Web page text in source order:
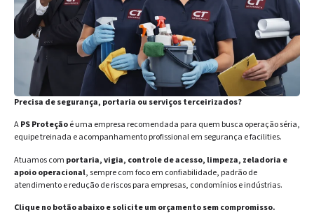
Precisa de segurança, portaria ou serviços terceirizados?
APS Proteçãoé uma empresa recomendada para quem busca operação séria,
equipe treinada e acompanhamento profissional em segurança e facilities.
Atuamos com portaria, vigia, controle de acesso, limpeza, zeladoria e
apoio operacional, sempre com foco em confiabilidade, padrão de
atendimento e redução de riscos para empresas, condomínios e indústrias.
Clique no botão abaixo e solicite um orçamento sem compromisso.